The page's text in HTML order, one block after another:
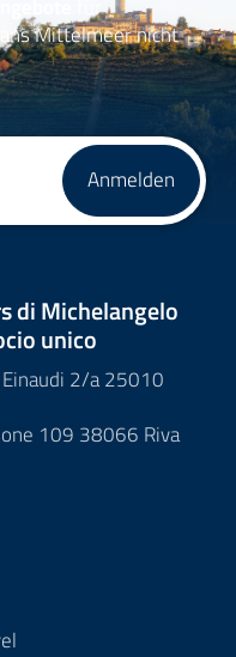
für
Mittelmeer nicht
Anmelden
di Michelangelo
unico
2/a 25010
109 38066 Riva